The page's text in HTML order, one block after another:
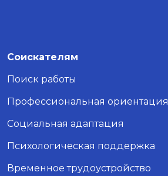
Соискателям
Поиск работы
Профессиональная ориентация
Социальная адаптация
Психологическая поддержка
Временное трудоустройство